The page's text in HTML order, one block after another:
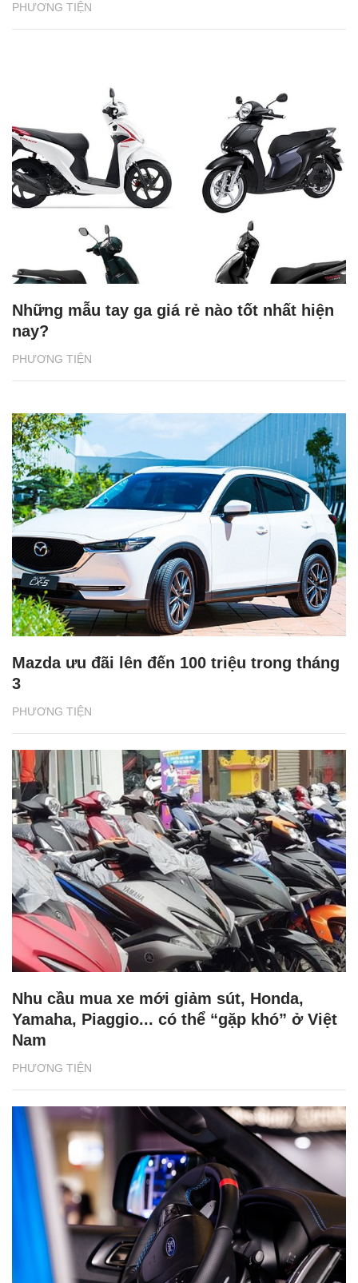
PHƯƠNG TIỆN
PHƯƠNG TIỆN
Những mẫu tay ga giá rẻ nào tốt nhất hiện
nay?
PHƯƠNG TIỆN
Mazda ưu đãi lên đến 100 triệu trong tháng
3
PHƯƠNG TIỆN
Nhu cầu mua xe mới giảm sút, Honda,
Yamaha, Piaggio... có thể “gặp khó” ở Việt
Nam